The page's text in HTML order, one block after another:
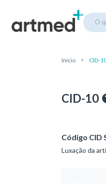
O
Início CID-
CID-10
Código CID
Luxação da